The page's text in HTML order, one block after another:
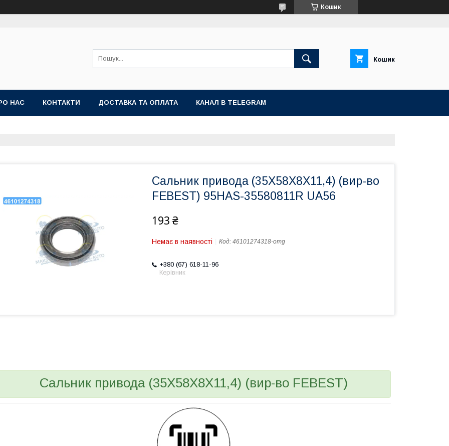
Кошик
Кошик
НАС КОНТАКТИ ДОСТАВКА ТА ОПЛАТА КАНАЛ В TELEGRAM
Сальник привода (35X58X8X11,4) (вир-во
FEBEST) 95HAS-35580811R UA56
193 ₴
Немає в наявності Код: 46101274318-omg
+380 (67) 618-11-96
Керівник
Сальник привода (35X58X8X11,4) (вир-во FEBEST)